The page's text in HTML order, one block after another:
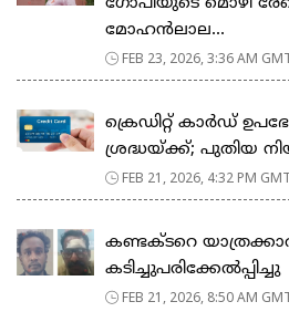
മോഹൻലാല...
FEB 23, 2026, 3:36 AM
ക്രെഡിറ്റ് കാർഡ്
ശ്രദ്ധയ്ക്ക്; പുതിയ
FEB 21, 2026, 4:32 PM
കണ്ടക്ടറെ
കടിച്ചുപരിക്കേൽപ്പിച്ചു
FEB 21, 2026, 8:50 AM